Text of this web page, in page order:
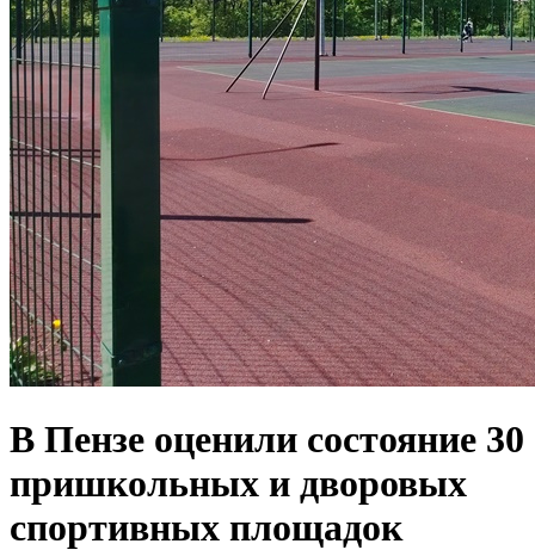
В Пензе оценили состояние 30
пришкольных и дворовых
спортивных площадок